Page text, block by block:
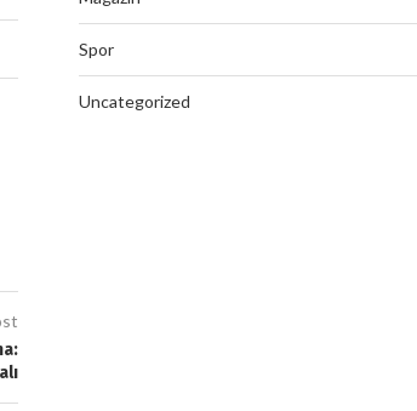
Spor
Uncategorized